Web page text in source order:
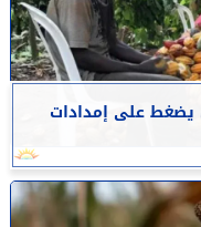
يضغط على إمدادات